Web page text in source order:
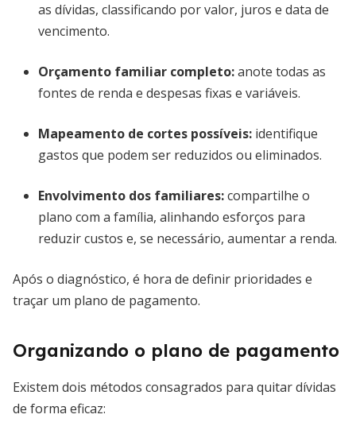
as dívidas, classificando por valor, juros e data de
vencimento.
Orçamento familiar completo:anote todas as
fontes de renda e despesas fixas e variáveis.
Mapeamento de cortes possíveis: identifique
gastos que podem ser reduzidos ou eliminados.
Envolvimento dos familiares:compartilhe o
plano com a família, alinhando esforços para
reduzir custos e, se necessário, aumentar a renda.
Após o diagnóstico, é hora de definir prioridades e
traçar um plano de pagamento.
Organizando o plano de pagamento
Existem dois métodos consagrados para quitar dívidas
de forma eficaz: